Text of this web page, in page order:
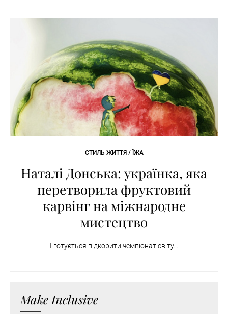
СТИЛЬ ЖИТТЯ / ЇЖА
Наталі Донська: українка, яка
перетворила фруктовий
карвінг на міжнародне
мистецтво
І готується підкорити чемпіонат світу...
Make Inclusive